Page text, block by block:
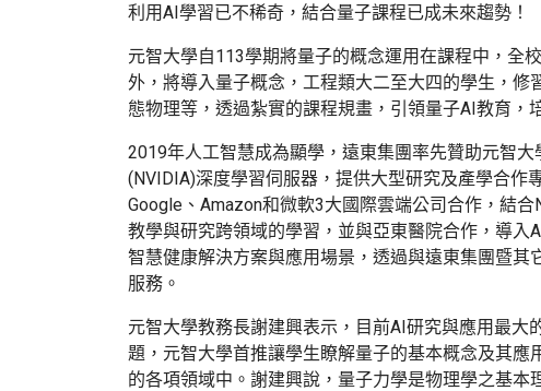
利用AI學習已不稀奇，結合量子課程已成未來趨勢！
元智大學自113學期將量子的概念運用在課程中，全
外，將導入量子概念，工程類大二至大四的學生，
態物理等，透過紮實的課程規畫，引領量子AI教育，
2019年人工智慧成為顯學，遠東集團率先贊助元智
(NVIDIA)深度學習伺服器，提供大型研究及產學合作
Google、Amazon和微軟3大國際雲端公司合作，結
教學與研究跨領域的學習，並與亞東醫院合作，導
智慧健康解決方案與應用場景，透過與遠東集團暨
服務。
元智大學教務長謝建興表示，目前AI研究與應用最大
題，元智大學首推讓學生瞭解量子的基本概念及其
的各項領域中。謝建興說，量子力學是物理學之基